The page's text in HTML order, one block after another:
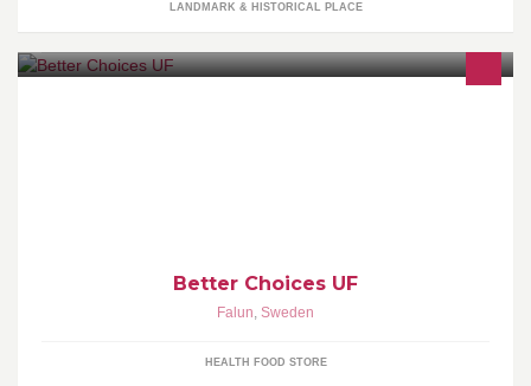
LANDMARK & HISTORICAL PLACE
Better Choices UF
Falun, Sweden
HEALTH FOOD STORE